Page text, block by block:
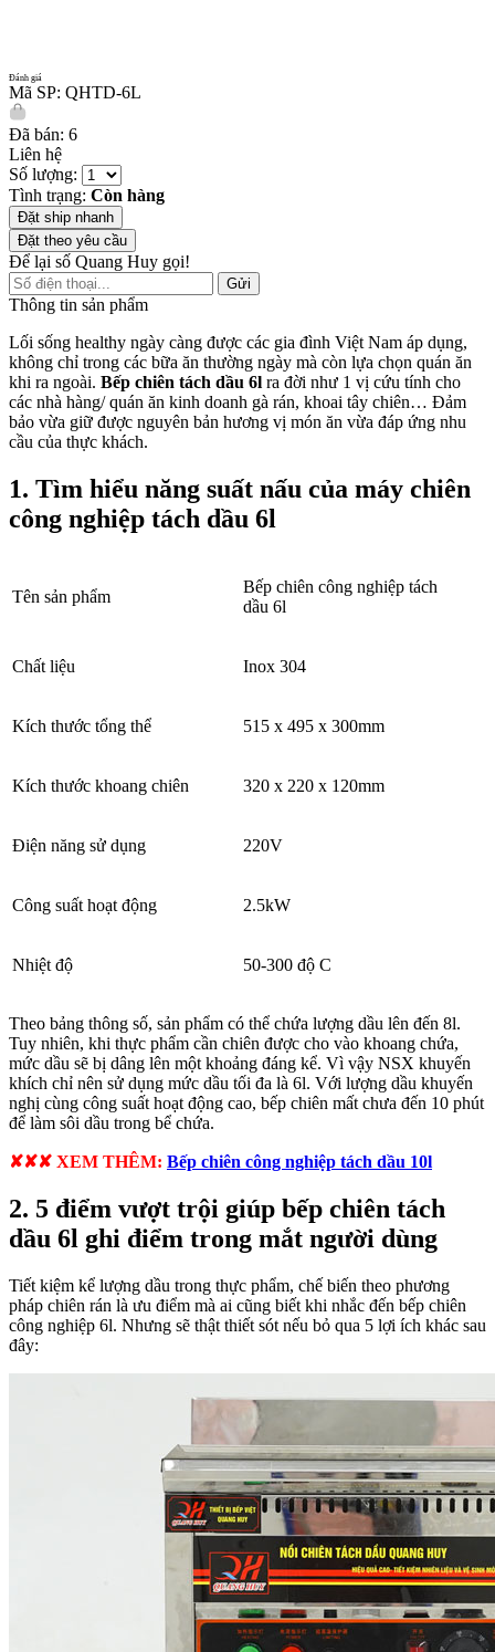
Đánh giá
Mã SP: QHTD-6L
Đã bán: 6
Liên hệ
Số lượng:
Tình trạng: Còn hàng
Đặt ship nhanh
Đặt theo yêu cầu
Để lại số Quang Huy gọi!
Gửi
Thông tin sản phẩm
Lối sống healthy ngày càng được các gia đình Việt Nam áp dụng,
không chỉ trong các bữa ăn thường ngày mà còn lựa chọn quán ăn
khi ra ngoài. Bếp chiên tách dầu 6l ra đời như 1 vị cứu tính cho
các nhà hàng/ quán ăn kinh doanh gà rán, khoai tây chiên… Đảm
bảo vừa giữ được nguyên bản hương vị món ăn vừa đáp ứng nhu
cầu của thực khách.
1. Tìm hiểu năng suất nấu của máy chiên
công nghiệp tách dầu 6l
Tên sản phẩm
Bếp chiên công nghiệp tách
dầu 6l
Chất liệu Inox 304
Kích thước tổng thể 515 x 495 x 300mm
Kích thước khoang chiên 320 x 220 x 120mm
Điện năng sử dụng 220V
Công suất hoạt động 2.5kW
Nhiệt độ 50-300 độ C
Theo bảng thông số, sản phẩm có thể chứa lượng dầu lên đến 8l.
Tuy nhiên, khi thực phẩm cần chiên được cho vào khoang chứa,
mức dầu sẽ bị dâng lên một khoảng đáng kể. Vì vậy NSX khuyến
khích chỉ nên sử dụng mức dầu tối đa là 6l. Với lượng dầu khuyến
nghị cùng công suất hoạt động cao, bếp chiên mất chưa đến 10 phút
để làm sôi dầu trong bể chứa.
✘✘✘ XEM THÊM: Bếp chiên công nghiệp tách dầu 10l
2. 5 điểm vượt trội giúp bếp chiên tách
dầu 6l ghi điểm trong mắt người dùng
Tiết kiệm kể lượng dầu trong thực phẩm, chế biến theo phương
pháp chiên rán là ưu điểm mà ai cũng biết khi nhắc đến bếp chiên
công nghiệp 6l. Nhưng sẽ thật thiết sót nếu bỏ qua 5 lợi ích khác sau
đây: